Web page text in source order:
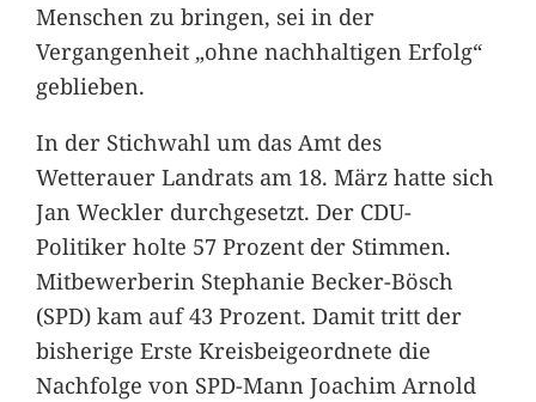
Menschen zu bringen, sei in der
Vergangenheit „ohne nachhaltigen Erfolg“
geblieben.
In der Stichwahl um das Amt des
Wetterauer Landrats am 18. März hatte sich
Jan Weckler durchgesetzt. Der CDU-
Politiker holte 57 Prozent der Stimmen.
Mitbewerberin Stephanie Becker-Bösch
(SPD) kam auf 43 Prozent. Damit tritt der
bisherige Erste Kreisbeigeordnete die
Nachfolge von SPD-Mann Joachim Arnold